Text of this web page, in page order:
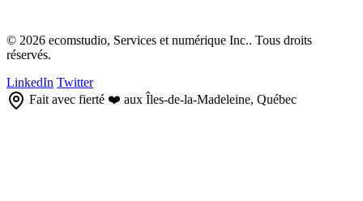
© 2026 ecomstudio, Services et numérique Inc.. Tous droits
réservés.
LinkedIn Twitter
Fait avec fierté ❤️ aux Îles-de-la-Madeleine, Québec